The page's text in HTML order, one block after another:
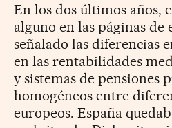
En los dos últimos años,
alguno en las páginas de
señalado las diferencias
en las rentabilidades
y sistemas de pensiones
homogéneos entre
europeos. España